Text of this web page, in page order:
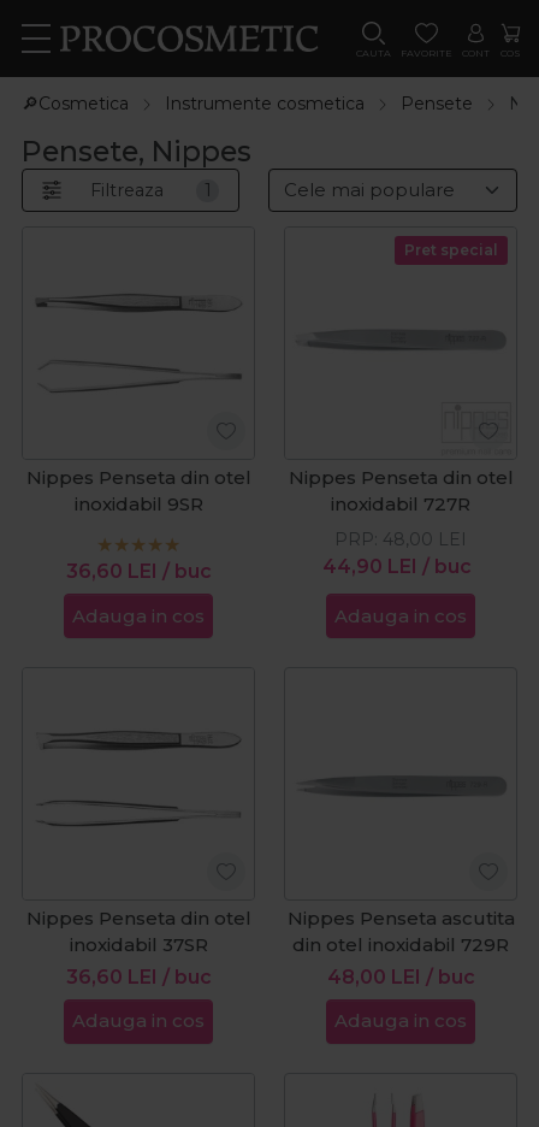
CAUTA FAVORITE CONT COS
🔎Cosmetica Instrumente cosmetica Pensete
Pensete, Nippes
Filtreaza 1
Nippes Penseta din otel
inoxidabil 9SR
36,60 LEI / buc
Adauga in cos
Pret special
Nippes Penseta din otel
inoxidabil 727R
44,90 LEI / buc
PRP: 48,00 LEI
Adauga in cos
Nippes Penseta din otel
inoxidabil 37SR
36,60 LEI / buc
Adauga in cos
Nippes Penseta ascutita
din otel inoxidabil 729R
48,00 LEI / buc
Adauga in cos